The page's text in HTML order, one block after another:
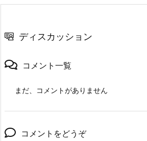
ディスカッション
コメント一覧
まだ、コメントがありません
コメントをどうぞ